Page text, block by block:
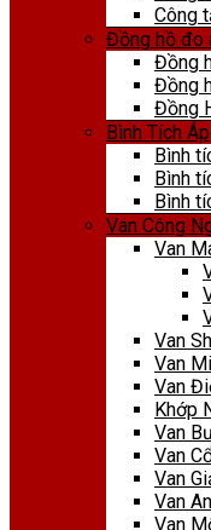
Công
Đồng hồ đo
Đồng
Đồng
Đồng
Bình Tích Áp
Bình
Bình
Bình
Van Công
Van
Van
Van
Van
Khớp
Van
Van
Van
Van
Van